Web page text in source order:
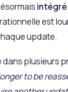
intégré
est
update.
plusieurs
to be